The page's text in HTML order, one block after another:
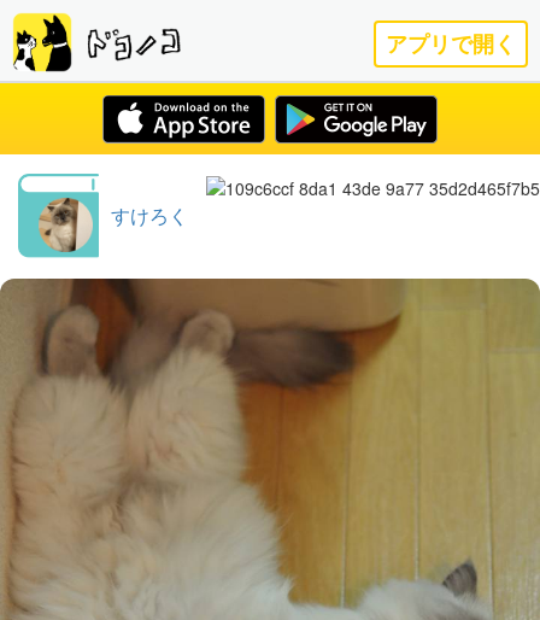
アプリで開く
すけろく